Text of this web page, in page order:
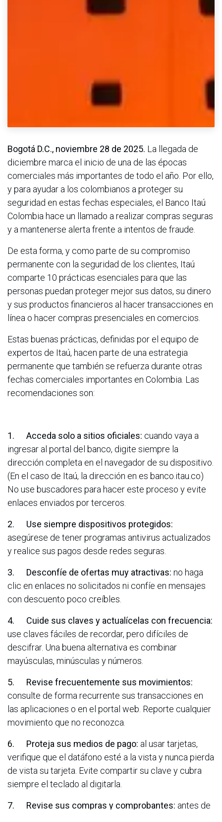
Bogotá D.C., noviembre 28 de 2025. La llegada de
diciembre marca el inicio de una de las épocas
comerciales más importantes de todo el año. Por ello,
y para ayudar a los colombianos a proteger su
seguridad en estas fechas especiales, el Banco Itaú
Colombia hace un llamado a realizar compras seguras
y a mantenerse alerta frente a intentos de fraude.
De esta forma, y como parte de su compromiso
permanente con la seguridad de los clientes, Itaú
comparte 10 prácticas esenciales para que las
personas puedan proteger mejor sus datos, su dinero
y sus productos financieros al hacer transacciones en
línea o hacer compras presenciales en comercios.
Estas buenas prácticas, definidas por el equipo de
expertos de Itaú, hacen parte de una estrategia
permanente que también se refuerza durante otras
fechas comerciales importantes en Colombia. Las
recomendaciones son:
1. Acceda solo a sitios oficiales: cuando vaya a
ingresar al portal del banco, digite siempre la
dirección completa en el navegador de su dispositivo.
(En el caso de Itaú, la dirección en es banco.itau.co)
No use buscadores para hacer este proceso y evite
enlaces enviados por terceros.
2. Use siempre dispositivos protegidos:
asegúrese de tener programas antivirus actualizados
y realice sus pagos desde redes seguras.
3. Desconfíe de ofertas muy atractivas: no haga
clic en enlaces no solicitados ni confíe en mensajes
con descuento poco creíbles.
4. Cuide sus claves y actualícelas con frecuencia:
use claves fáciles de recordar, pero difíciles de
descifrar. Una buena alternativa es combinar
mayúsculas, minúsculas y números.
5. Revise frecuentemente sus movimientos:
consulte de forma recurrente sus transacciones en
las aplicaciones o en el portal web. Reporte cualquier
movimiento que no reconozca.
6. Proteja sus medios de pago: al usar tarjetas,
verifique que el datáfono esté a la vista y nunca pierda
de vista su tarjeta. Evite compartir su clave y cubra
siempre el teclado al digitarla.
7. Revise sus compras y comprobantes: antes de